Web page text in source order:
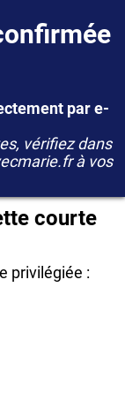
par e-
vérifiez dans
à vos
courte
privilégiée :